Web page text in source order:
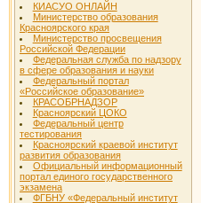
КИАСУО ОНЛАЙН
Министерство образования
Красноярского края
Министерство просвещения
Российской Федерации
Федеральная служба по надзору
в сфере образования и науки
Федеральный портал
«Российское образование»
КРАСОБРНАДЗОР
Красноярский ЦОКО
Федеральный центр
тестирования
Красноярский краевой институт
развития образования
Официальный информационный
портал единого государственного
экзамена
ФГБНУ «Федеральный институт